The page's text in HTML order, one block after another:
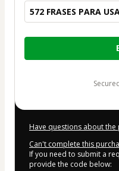
572 FRASES PARA
Total
Have questions about
Can't complete this
If you need to submit a
provide the code below: